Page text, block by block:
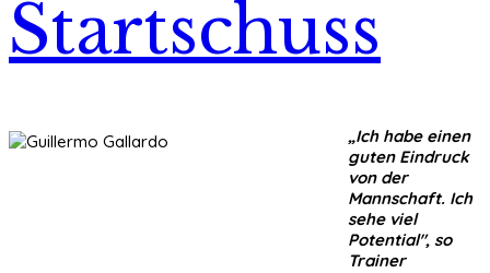
Startschuss
„Ich habe einen
guten Eindruck
von der
Mannschaft. Ich
sehe viel
Potential", so
Trainer